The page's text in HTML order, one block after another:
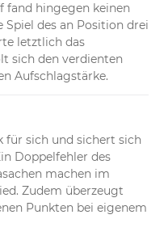
fand hingegen keinen
des an Position drei
letztlich das
sich den verdienten
Aufschlagstärke.
für sich und sichert sich
Doppelfehler des
machen im
Zudem überzeugt
Punkten bei eigenem